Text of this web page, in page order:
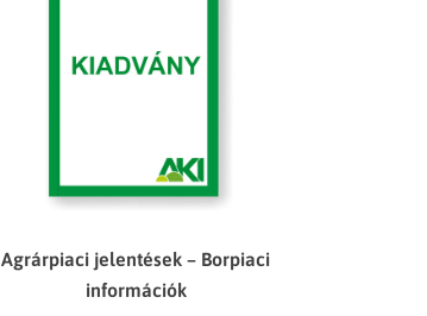
Agrárpiaci jelentések – Borpiaci
információk